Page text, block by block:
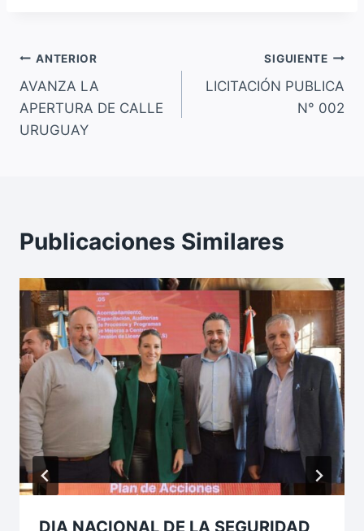
b
o
o
k
A
p
p
Navegación
de
entradas
ANTERIOR
AVANZA LA
APERTURA DE CALLE
URUGUAY
SIGUIENTE
LICITACIÓN PUBLICA
N° 002
Publicaciones Similares
DIA NACIONAL DE LA SEGURIDAD